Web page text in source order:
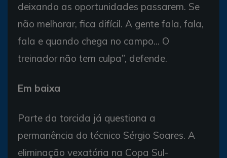
deixando as oportunidades passarem. Se
não melhorar, fica difícil. A gente fala, fala,
fala e quando chega no campo... O
treinador não tem culpa”, defende.
Em baixa
Parte da torcida já questiona a
permanência do técnico Sérgio Soares. A
eliminação vexatória na Copa Sul-